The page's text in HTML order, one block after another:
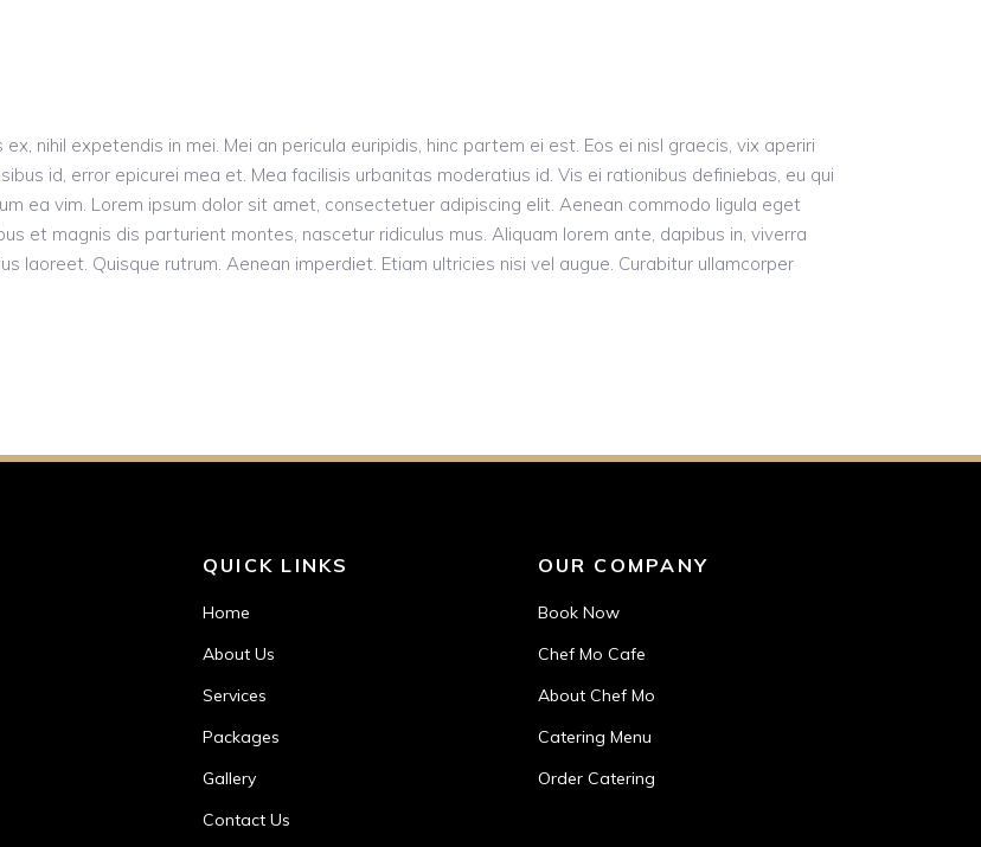
nihil expetendis in mei. Mei an pericula euripidis, hinc partem ei est. Eos ei nisl graecis, vix aperiri
id, error epicurei mea et. Mea facilisis urbanitas moderatius id. Vis ei rationibus definiebas, eu qui
ea vim. Lorem ipsum dolor sit amet, consectetuer adipiscing elit. Aenean commodo ligula eget
et magnis dis parturient montes, nascetur ridiculus mus. Aliquam lorem ante, dapibus in, viverra
laoreet. Quisque rutrum. Aenean imperdiet. Etiam ultricies nisi vel augue. Curabitur ullamcorper
QUICK LINKS
Home
About Us
Services
Packages
Gallery
Contact Us
OUR COMPANY
Book Now
Chef Mo Cafe
About Chef Mo
Catering Menu
Order Catering